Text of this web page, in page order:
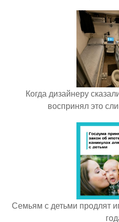
Когда дизайнеру
воспринял это
Семьям с детьми продлят